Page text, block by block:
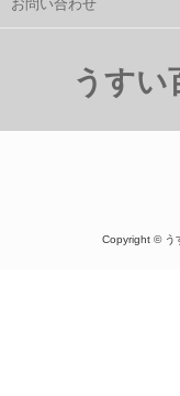
お問い合わせ
うすい
Copyright © う